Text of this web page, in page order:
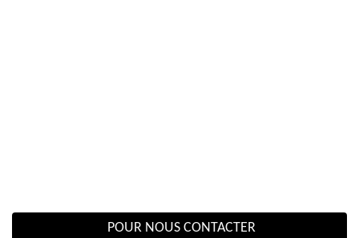
POUR NOUS CONTACTER